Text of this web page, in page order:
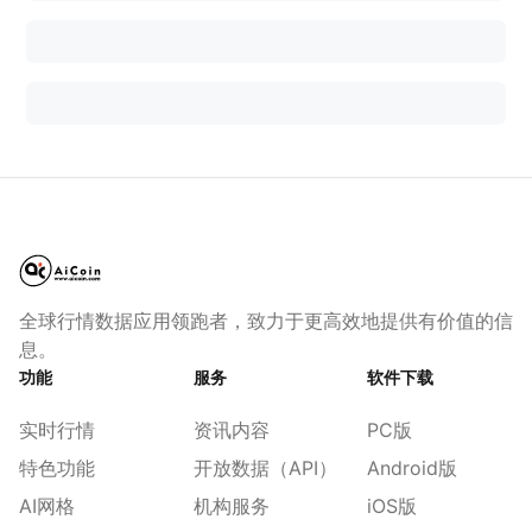
全球行情数据应用领跑者，致力于更高效地提供有价值的信
息。
功能
实时行情
特色功能
AI网格
服务
资讯内容
开放数据（API）
机构服务
软件下载
PC版
Android版
iOS版